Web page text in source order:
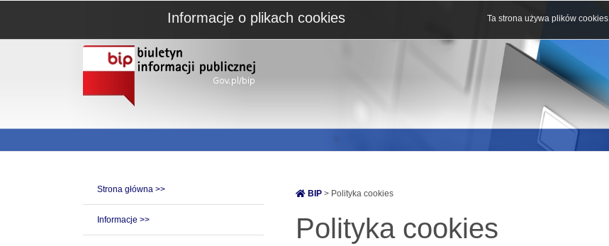
Strona główna >>
Informacje >>
BIP > Polityka cookies
Polityka cookies
Informacje o plikach cookies Ta strona używa plików cookies.